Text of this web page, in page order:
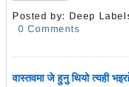
Posted by: Deep
0 Comments
वास्तवमा जे हुनु थियो त्यही